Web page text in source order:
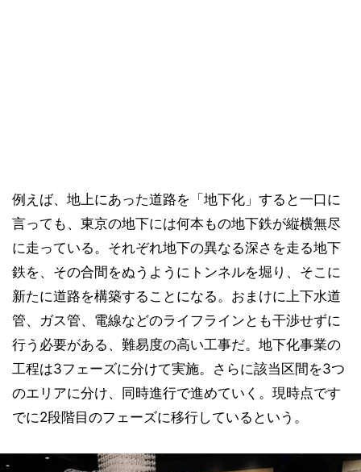
例えば、地上にあった道路を「地下化」すると一口に
言っても、東京の地下には何本もの地下鉄が縦横無尽
に走っている。それぞれ地下の異なる深さを走る地下
鉄を、その合間をぬうようにトンネルを堀り、そこに
新たに道路を構築することになる。おまけに上下水道
管、ガス管、電線などのライフラインとも干渉せずに
行う必要がある、難易度の高い工事だ。地下化事業の
工程は3フェーズに分けて実施。さらに該当区間を3つ
のエリアに分け、同時進行で進めていく。現時点です
でに2段階目のフェーズに移行しているという。